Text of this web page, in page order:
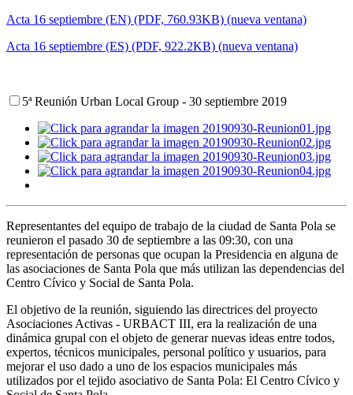
Acta 16 septiembre (EN) (PDF, 760.93KB) (nueva ventana)
Acta 16 septiembre (ES) (PDF, 922.2KB) (nueva ventana)
5ª Reunión Urban Local Group - 30 septiembre 2019
Representantes del equipo de trabajo de la ciudad de Santa Pola se
reunieron el pasado 30 de septiembre a las 09:30, con una
representación de personas que ocupan la Presidencia en alguna de
las asociaciones de Santa Pola que más utilizan las dependencias del
Centro Cívico y Social de Santa Pola.
El objetivo de la reunión, siguiendo las directrices del proyecto
Asociaciones Activas - URBACT III, era la realización de una
dinámica grupal con el objeto de generar nuevas ideas entre todos,
expertos, técnicos municipales, personal político y usuarios, para
mejorar el uso dado a uno de los espacios municipales más
utilizados por el tejido asociativo de Santa Pola: El Centro Cívico y